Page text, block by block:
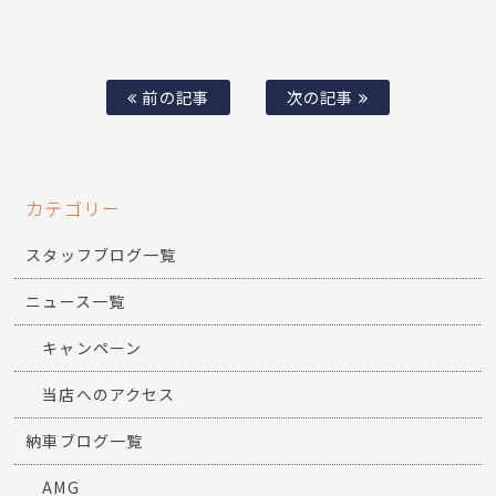
前の記事 次の記事
カテゴリー
スタッフブログ一覧
ニュース一覧
キャンペーン
当店へのアクセス
納車ブログ一覧
AMG